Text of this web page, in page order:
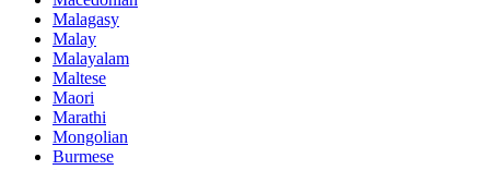
Malagasy
Malay
Malayalam
Maltese
Maori
Marathi
Mongolian
Burmese